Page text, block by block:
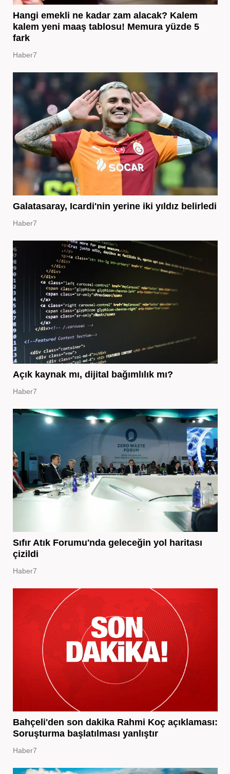
Hangi emekli ne kadar zam alacak? Kalem
kalem yeni maaş tablosu! Memura yüzde 5
fark
Haber7
Galatasaray, Icardi'nin yerine iki yıldız belirledi
Haber7
Açık kaynak mı, dijital bağımlılık mı?
Haber7
Sıfır Atık Forumu'nda geleceğin yol haritası
çizildi
Haber7
Bahçeli'den son dakika Rahmi Koç açıklaması:
Soruşturma başlatılması yanlıştır
Haber7